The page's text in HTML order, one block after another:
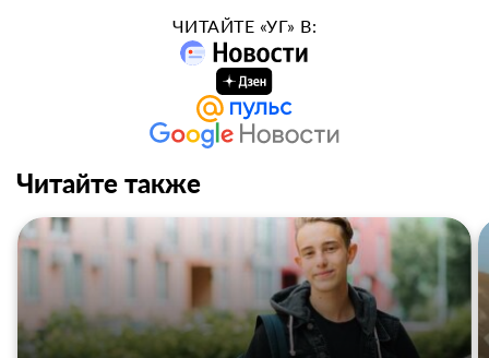
ЧИТАЙТЕ «УГ» В:
Читайте также